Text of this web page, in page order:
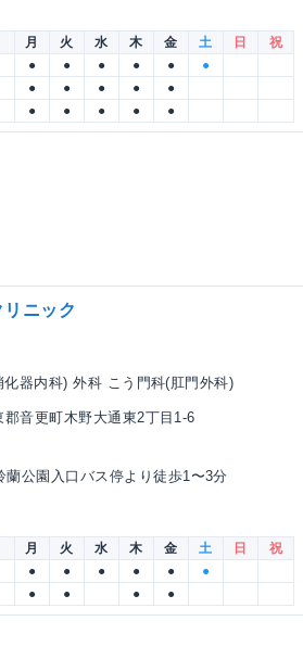
月 火 水 木 金 土 日
祝
● ● ● ● ●
●
● ● ● ●
●
● ● ● ● ●
ニック
化器内科) 外科 こう門科(肛門外科)
音更町木野大通東2丁目1-6
公園入口バス停より徒歩1〜3分
月 火 水 木 金 土 日
祝
● ● ● ● ●
●
● ● ● ●